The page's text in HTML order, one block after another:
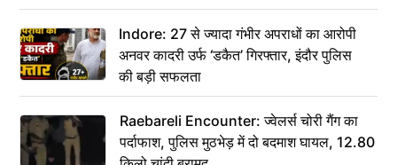
कहा– अंतिम संस्कार कर दीजिए हम नहीं आ पाएंगे
Indore: 27 से ज्यादा गंभीर अपराधों का आरोपी
अनवर कादरी उर्फ ‘डकैत’ गिरफ्तार, इंदौर पुलिस
की बड़ी सफलता
Raebareli Encounter: ज्वेलर्स चोरी गैंग का
पर्दाफाश, पुलिस मुठभेड़ में दो बदमाश घायल, 12.80